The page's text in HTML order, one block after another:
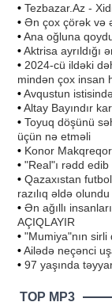
• Tezbazar.Az -
• Ən çox çörək və
•Ana oğluna
•Aktrisa ayrıldığı
• 2024-cü ildəki
mindən çox insan
•Avqustun
•Altay Bayındır
• Toyuq döşünü
üçün nə etməli
• Konor
• "Real"ı rədd
• Qazaxıstan
razılıq əldə olundu
• Ən ağıllı
AÇIQLAYIR
• "Mumiya"nın
•Ailədə neçənci
• 97 yaşında
TOP MP3